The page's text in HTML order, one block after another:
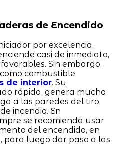
de Encendido
por excelencia.
casi de inmediato,
Sin embargo,
combustible
de interior. Su
rápida, genera mucho
a las paredes del tiro,
incendio. En
se recomienda usar
del encendido, en
para luego dar paso a las